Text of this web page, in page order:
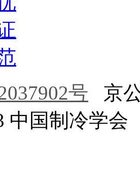
号 京
中国制冷学会